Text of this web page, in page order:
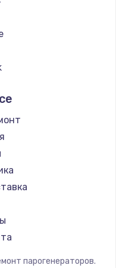
датчика
/ демонтаж
парогенераторов.